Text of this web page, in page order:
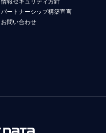
情報セキュリティ方針
パートナーシップ構築宣言
お問い合わせ